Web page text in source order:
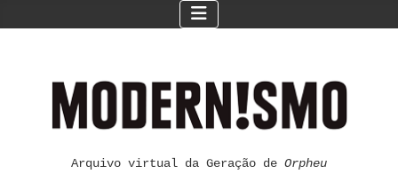
Arquivo virtual da Geração de Orpheu